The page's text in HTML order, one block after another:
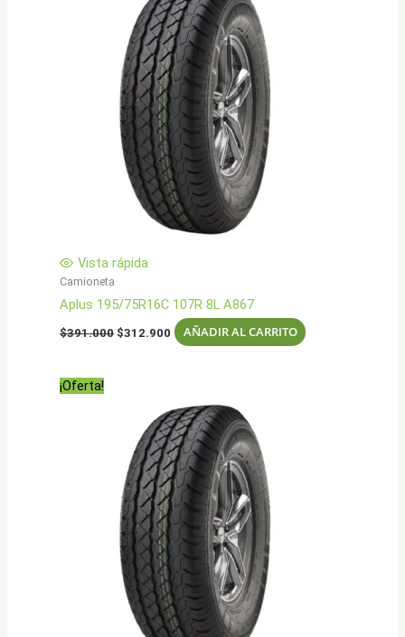
Vista rápida
Camioneta
Aplus 195/75R16C 107R 8L A867
$391.000 El
$312.900 El
precio
AÑADIR AL CARRITO
¡Oferta!